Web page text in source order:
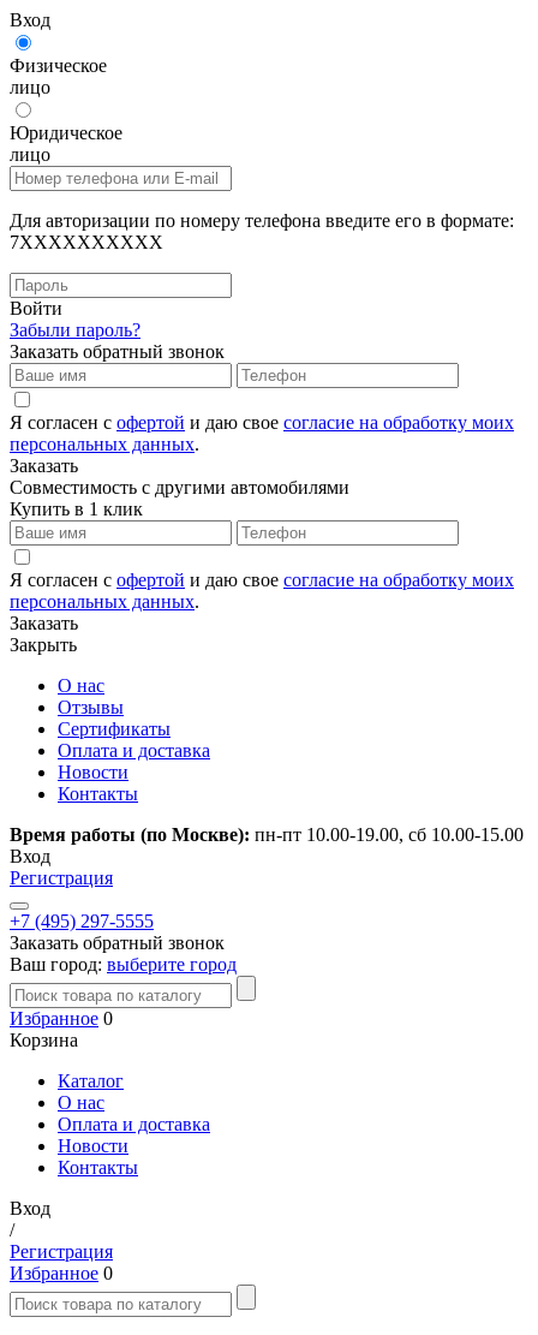
Вход
Физическое
лицо
Юридическое
лицо
Для авторизации по номеру телефона введите его в формате:
7XXXXXXXXXX
Войти
Забыли пароль?
Заказать обратный звонок
Я согласен с офертой и даю свое согласие на обработку моих
персональных данных.
Заказать
Совместимость с другими автомобилями
Купить в 1 клик
Я согласен с офертой и даю свое согласие на обработку моих
персональных данных.
Заказать
Закрыть
О нас
Отзывы
Сертификаты
Оплата и доставка
Новости
Контакты
Время работы (по Москве): пн-пт 10.00-19.00, сб 10.00-15.00
Вход
Регистрация
+7 (495) 297-5555
Заказать обратный звонок
Ваш город: выберите город
Избранное 0
Корзина
Каталог
О нас
Оплата и доставка
Новости
Контакты
Вход
/
Регистрация
Избранное 0